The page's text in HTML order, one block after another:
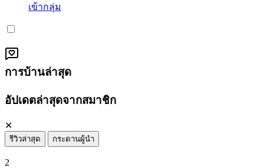
เข้ากลุ่ม
การบ้านล่าสุด
อัปเดตล่าสุดจากสมาชิก
✕
รีวิวล่าสุด กระดานผู้นำ
2